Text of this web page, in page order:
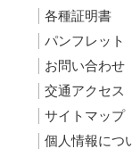
各種証明書
パンフレット
お問い合わせ
交通アクセス
サイトマップ
個人情報につ